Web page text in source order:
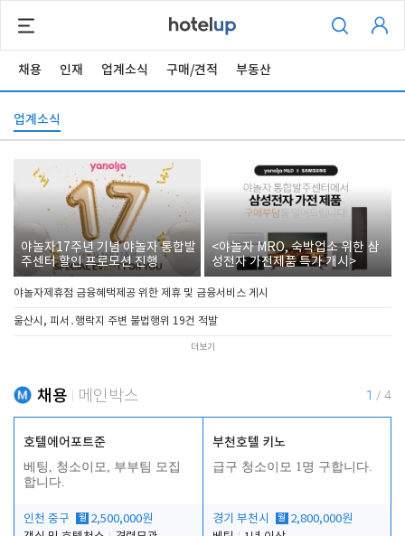
채용 인재 업계소식 구매/견적 부동산
업계소식
야놀자17주년 기념 야놀자 통합발
주센터 할인 프로모션 진행
<야놀자 MRO, 숙박업소 위한 삼
성전자 가전제품 특가 개시>
야놀자제휴점 금융혜택제공 위한 제휴 및 금융서비스 게시
울산시, 피서․행락지 주변 불법행위 19건 적발
더보기
채용 메인박스 1 / 4
호텔에어포트준
베팅, 청소이모, 부부팀 모집
합니다.
인천 중구 월 2,500,000원
부천호텔 키노
급구 청소이모 1명 구합니다.
경기 부천시 월 2,800,000원